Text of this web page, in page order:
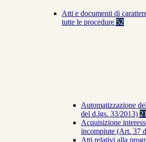
Atti e documenti di
tutte le procedure 52
Automatizzazione
del d.lgs. 33/2013) 21
Acquisizione
incompiute (Art. 37
Atti relativi alla